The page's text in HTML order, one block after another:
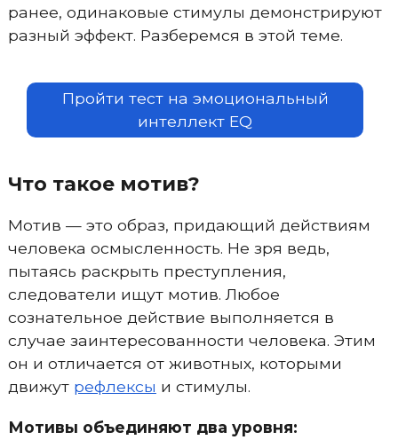
ранее, одинаковые стимулы демонстрируют
разный эффект. Разберемся в этой теме.
Пройти тест на эмоциональный
интеллект EQ
Что такое мотив?
Мотив — это образ, придающий действиям
человека осмысленность. Не зря ведь,
пытаясь раскрыть преступления,
следователи ищут мотив. Любое
сознательное действие выполняется в
случае заинтересованности человека. Этим
он и отличается от животных, которыми
движут рефлексы и стимулы.
Мотивы объединяют два уровня: